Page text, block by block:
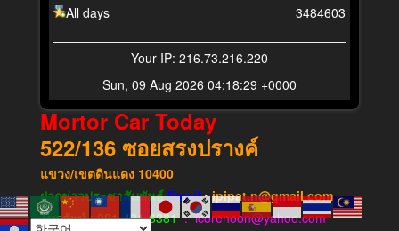
All days
3484603
Your IP: 216.73.216.220
Sun, 09 Aug 2026 04:18:29 +0000
Mortor Car Today
522/136 ซอยสรงปรางค์
แขวง​/เขต​ดินแดง​ 10400
ฝากข่าวประชาสัมพันธ์ Email:ipipat.n@gmail.com
โทรศัพท์ : 081-431-6381: icorehoon@yahoo.com